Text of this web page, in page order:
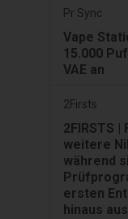
Pr Sync
Vape
15.000
VAE an
2Firsts
2FIRSTS
weitere
während
ersten
hinaus